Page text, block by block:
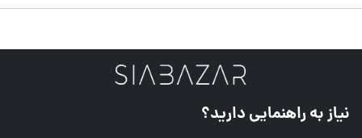
نیاز به راهنمایی دارید؟